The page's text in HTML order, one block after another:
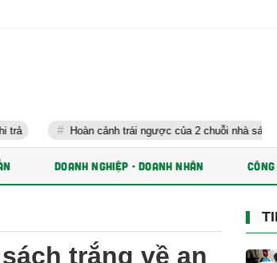
Hoàn cảnh trái ngược của 2 chuỗi nhà sách lớn nhất Việt
DOANH NGHIỆP - DOANH NHÂN
trắng về an